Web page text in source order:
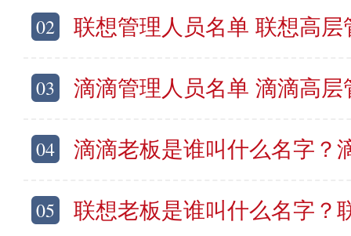
02 联想管理人员名单 联想高层管理
03 滴滴管理人员名单 滴滴高层管理
04 滴滴老板是谁叫什么名字？滴
05 联想老板是谁叫什么名字？联